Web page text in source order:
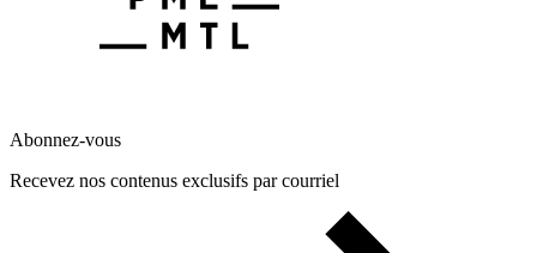
Abonnez-vous
Recevez nos contenus exclusifs par courriel